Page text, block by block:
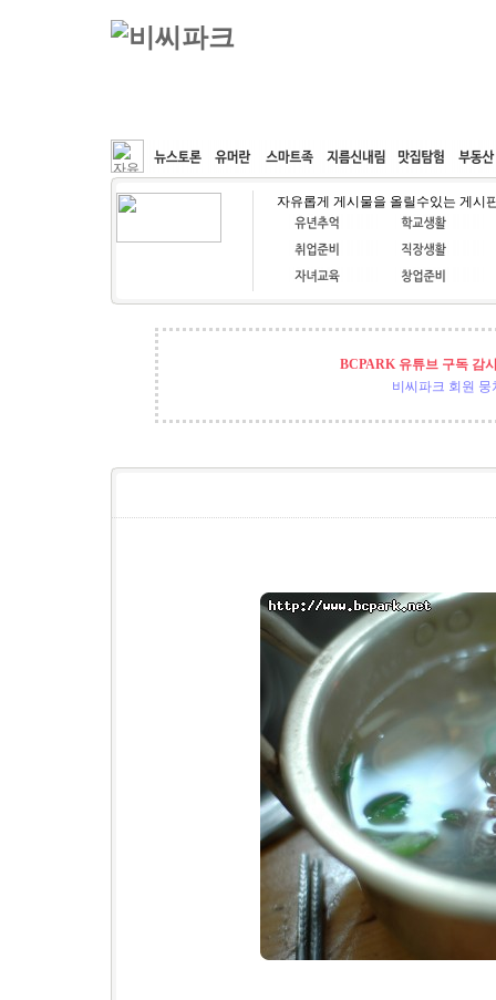
커뮤니티 속도패치 웹호스팅 공동구매
자유롭게 게시물을 올릴수있는 게시
BCPARK 유튜브 구독 감
비씨파크 회원 뭉